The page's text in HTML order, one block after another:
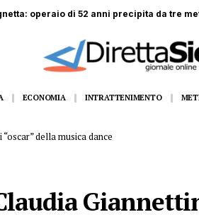
dirottati da Roma e Napoli
ECONOMIA INTRATTENIMENTO
della musica dance